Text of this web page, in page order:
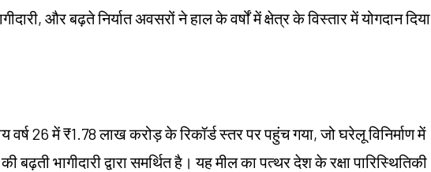
और बढ़ते निर्यात अवसरों ने हाल के वर्षों में क्षेत्र के विस्तार में योगदान दिया
वर्ष 26 में ₹1.78 लाख करोड़ के रिकॉर्ड स्तर पर पहुंच गया, जो घरेलू विनिर्माण में
बढ़ती भागीदारी द्वारा समर्थित है। यह मील का पत्थर देश के रक्षा पारिस्थितिकी